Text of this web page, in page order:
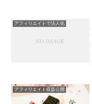
アフィリエイトで法人化
アフィリエイト収益公開